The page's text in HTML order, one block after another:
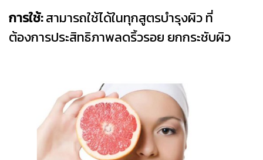
การใช้:สามารถใช้ได้ในทุกสูตรบำรุงผิว ที่
ต้องการประสิทธิภาพลดริ้วรอย ยกกระชับผิว